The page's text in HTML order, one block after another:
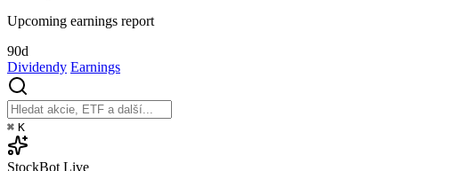
Upcoming earnings report
90d
Dividendy Earnings
⌘ K
StockBot Live